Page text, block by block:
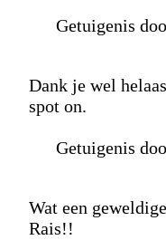
Getuigenis
Dank je wel
spot on.
Getuigenis
Wat een
Rais!!